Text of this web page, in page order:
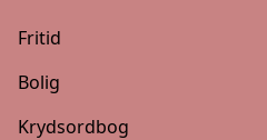
Fritid
Bolig
Krydsordbog